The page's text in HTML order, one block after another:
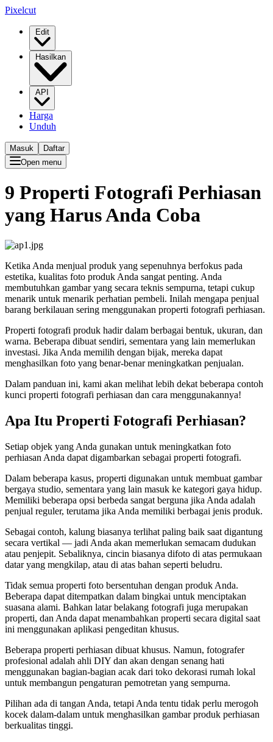
Pixelcut
Edit
Hasilkan
API
Harga
Unduh
Masuk
Daftar
Open menu
9 Properti Fotografi Perhiasan
yang Harus Anda Coba
Ketika Anda menjual produk yang sepenuhnya berfokus pada
estetika, kualitas foto produk Anda sangat penting. Anda
membutuhkan gambar yang secara teknis sempurna, tetapi cukup
menarik untuk menarik perhatian pembeli. Inilah mengapa penjual
barang berkilauan sering menggunakan properti fotografi perhiasan.
Properti fotografi produk hadir dalam berbagai bentuk, ukuran, dan
warna. Beberapa dibuat sendiri, sementara yang lain memerlukan
investasi. Jika Anda memilih dengan bijak, mereka dapat
menghasilkan foto yang benar-benar meningkatkan penjualan.
Dalam panduan ini, kami akan melihat lebih dekat beberapa contoh
kunci properti fotografi perhiasan dan cara menggunakannya!
Apa Itu Properti Fotografi Perhiasan?
Setiap objek yang Anda gunakan untuk meningkatkan foto
perhiasan Anda dapat digambarkan sebagai properti fotografi.
Dalam beberapa kasus, properti digunakan untuk membuat gambar
bergaya studio, sementara yang lain masuk ke kategori gaya hidup.
Memiliki beberapa opsi berbeda sangat berguna jika Anda adalah
penjual reguler, terutama jika Anda memiliki berbagai jenis produk.
Sebagai contoh, kalung biasanya terlihat paling baik saat digantung
secara vertikal — jadi Anda akan memerlukan semacam dudukan
atau penjepit. Sebaliknya, cincin biasanya difoto di atas permukaan
datar yang mengkilap, atau di atas bahan seperti beludru.
Tidak semua properti foto bersentuhan dengan produk Anda.
Beberapa dapat ditempatkan dalam bingkai untuk menciptakan
suasana alami. Bahkan latar belakang fotografi juga merupakan
properti, dan Anda dapat menambahkan properti secara digital saat
ini menggunakan aplikasi pengeditan khusus.
Beberapa properti perhiasan dibuat khusus. Namun, fotografer
profesional adalah ahli DIY dan akan dengan senang hati
menggunakan bagian-bagian acak dari toko dekorasi rumah lokal
untuk membangun pengaturan pemotretan yang sempurna.
Pilihan ada di tangan Anda, tetapi Anda tentu tidak perlu merogoh
kocek dalam-dalam untuk menghasilkan gambar produk perhiasan
berkualitas tinggi.